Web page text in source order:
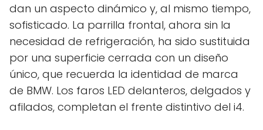
dan un aspecto dinámico y, al mismo tiempo,
sofisticado. La parrilla frontal, ahora sin la
necesidad de refrigeración, ha sido sustituida
por una superficie cerrada con un diseño
único, que recuerda la identidad de marca
de BMW. Los faros LED delanteros, delgados y
afilados, completan el frente distintivo del i4.